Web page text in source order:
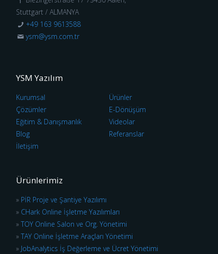
Stuttgart / ALMANYA
+49 163 9613588
ysm@ysm.com.tr
YSM Yazılım
Kurumsal
Ürünler
Çözümler
E-Dönüşüm
Eğitim & Danışmanlık
Videolar
Blog
Referanslar
İletişim
Ürünlerimiz
» PİR Proje ve Şantiye Yazılımı
» CHark Online İşletme Yazılımları
» TOY Online Salon ve Org. Yönetimi
» TAY Online İşletme Araçları Yönetimi
» JobAnalytics İş Değerleme ve Ücret Yönetimi